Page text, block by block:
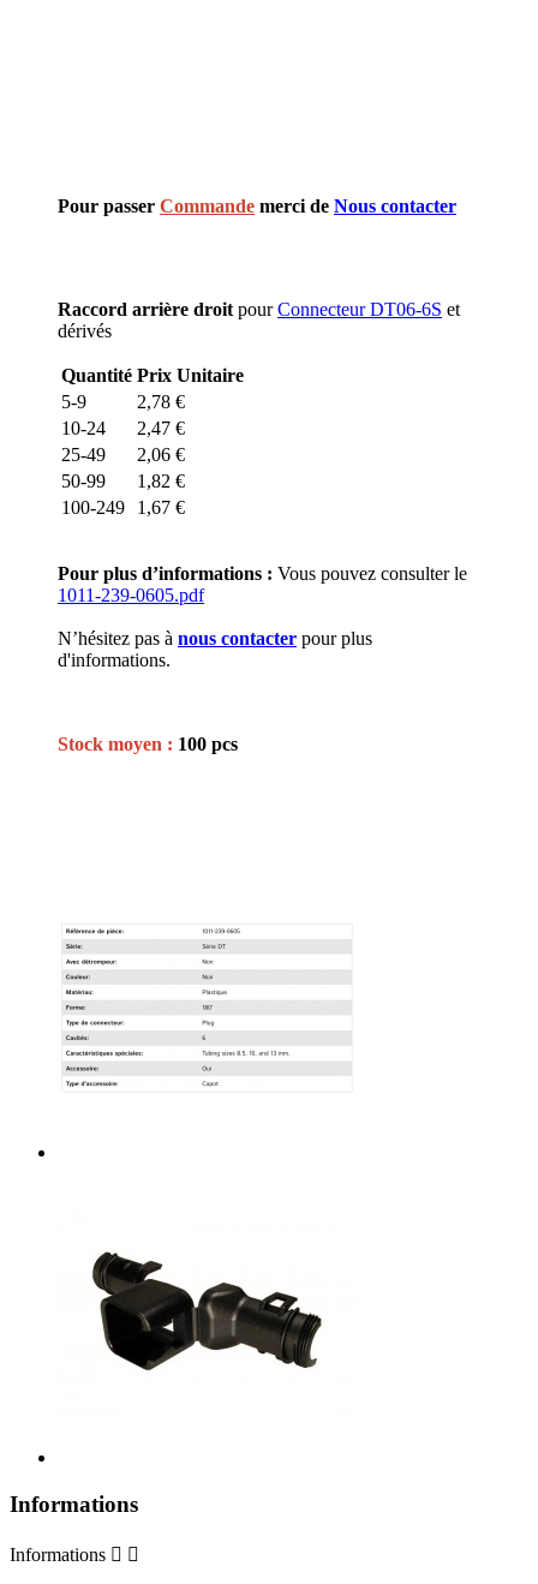
Pour passer Commande merci de Nous contacter
Raccord arrière droit pourConnecteur DT06-6S et
dérivés
Quantité Prix Unitaire
5-9
2,78 €
10-24
2,47 €
25-49
2,06 €
50-99
1,82 €
100-249
1,67 €
Pour plus d’informations : Vous pouvez consulter le
1011-239-0605.pdf
N’hésitez pas à nous contacter pour plus
d'informations.
Stock moyen : 100 pcs
Informations
Informations  